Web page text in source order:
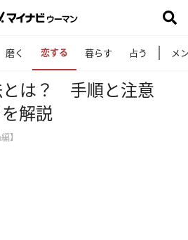
磨く 恋する 暮らす 占う メ
は？ 手順と注意
解説
】